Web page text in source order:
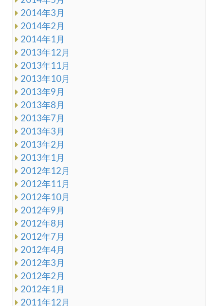
2014年3月
2014年2月
2014年1月
2013年12月
2013年11月
2013年10月
2013年9月
2013年8月
2013年7月
2013年3月
2013年2月
2013年1月
2012年12月
2012年11月
2012年10月
2012年9月
2012年8月
2012年7月
2012年4月
2012年3月
2012年2月
2012年1月
2011年12月